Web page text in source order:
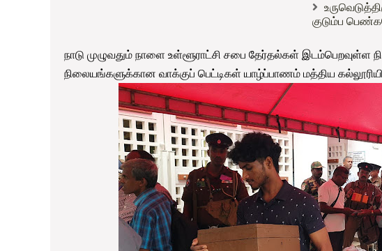
குடும்ப
நாடு முழுவதும் நாளை உள்ளூராட்சி சபை தேர்தல்கள் இடம்பெறவுள்ள
நிலையங்களுக்கான வாக்குப் பெட்டிகள் யாழ்ப்பாணம் மத்திய